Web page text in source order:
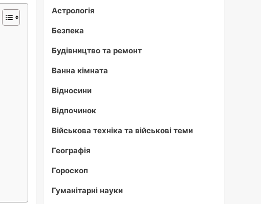
Астрологія
Безпека
Будівництво та ремонт
Ванна кімната
Відносини
Відпочинок
Військова техніка та військові теми
Географія
Гороскоп
Гуманітарні науки